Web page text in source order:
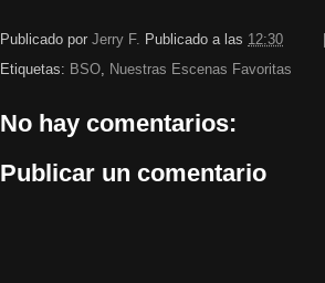
Publicado por Jerry F. Publicado a las 12:30
Etiquetas: BSO Nuestras Escenas Favoritas
No hay comentarios:
Publicar un comentario